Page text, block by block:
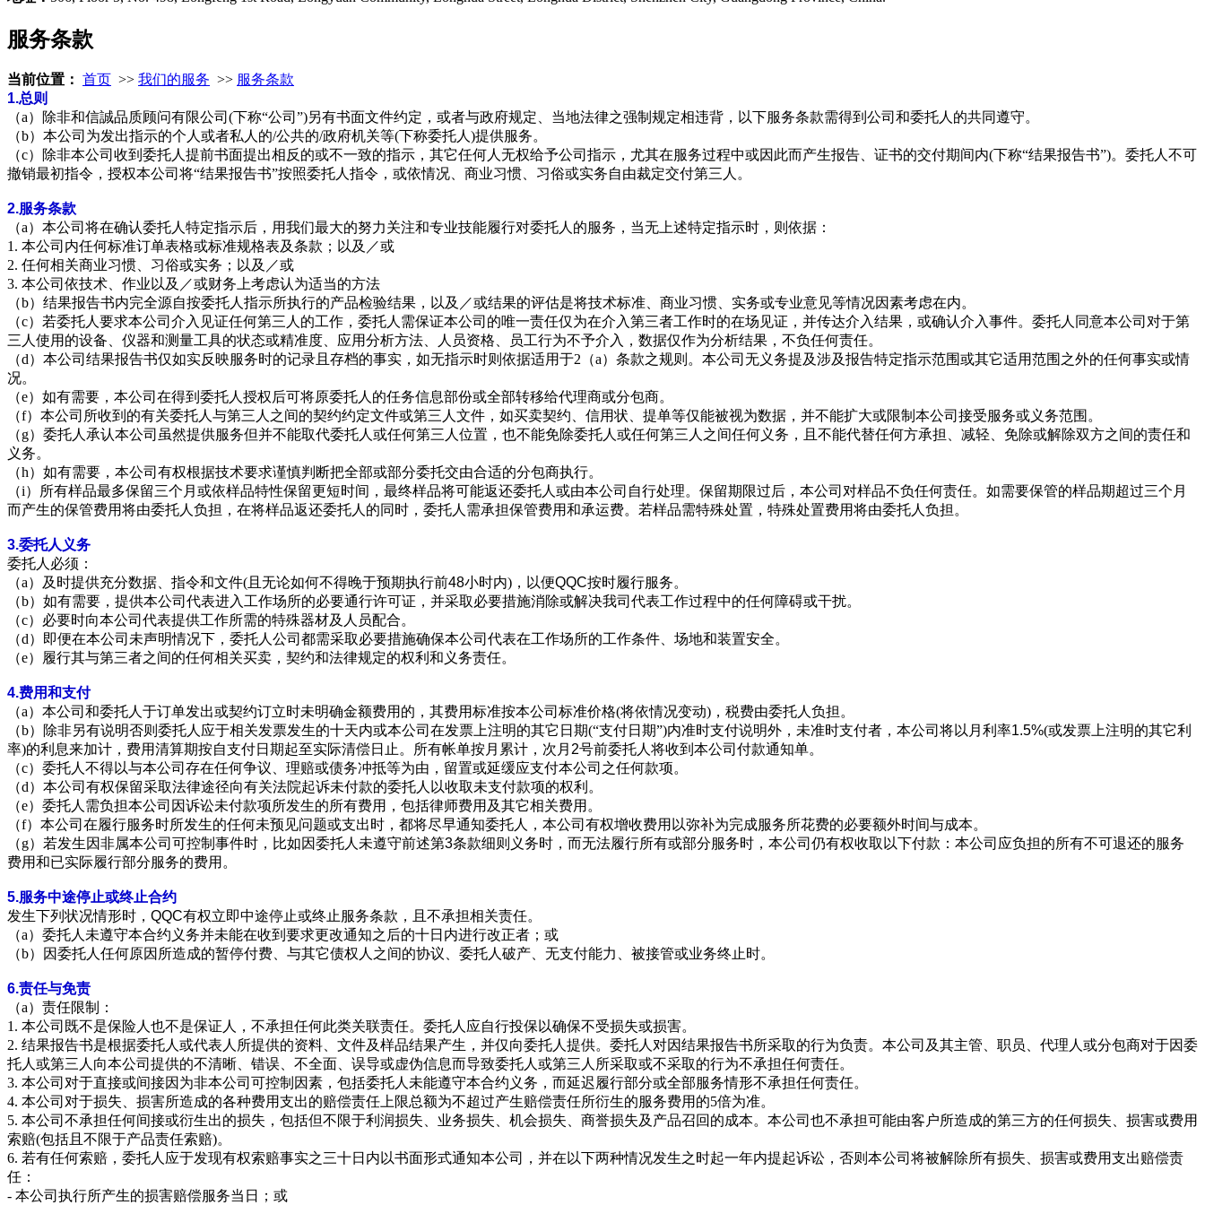
服务条款
当前位置： 首页 >> 我们的服务 >> 服务条款
1.总则
（a）除非和信誠品质顾问有限公司(下称“公司”)另有书面文件约定，或者与政府规定、当地法律之强制规定相违背，以下服务条款需得到公司和委托人的共同遵守。
（b）本公司为发出指示的个人或者私人的/公共的/政府机关等(下称委托人)提供服务。
（c）除非本公司收到委托人提前书面提出相反的或不一致的指示，其它任何人无权给予公司指示，尤其在服务过程中或因此而产生报告、证书的交付期间内(下称“结果报告书”)。委托人不可
撤销最初指令，授权本公司将“结果报告书”按照委托人指令，或依情况、商业习惯、习俗或实务自由裁定交付第三人。
2.服务条款
（a） 本公司将在确认委托人特定指示后，用我们最大的努力关注和专业技能履行对委托人的服务，当无上述特定指示时，则依据：
1. 本公司内任何标准订单表格或标准规格表及条款；以及／或
2. 任何相关商业习惯、习俗或实务；以及／或
3. 本公司依技术、作业以及／或财务上考虑认为适当的方法
（b）结果报告书内完全源自按委托人指示所执行的产品检验结果，以及／或结果的评估是将技术标准、商业习惯、实务或专业意见等情况因素考虑在内。
（c）若委托人要求本公司介入见证任何第三人的工作，委托人需保证本公司的唯一责任仅为在介入第三者工作时的在场见证，并传达介入结果，或确认介入事件。委托人同意本公司对于第
三人使用的设备、仪器和测量工具的状态或精准度、应用分析方法、人员资格、员工行为不予介入，数据仅作为分析结果，不负任何责任。
（d）本公司结果报告书仅如实反映服务时的记录且存档的事实，如无指示时则依据适用于2（a）条款之规则。本公司无义务提及涉及报告特定指示范围或其它适用范围之外的任何事实或情
况。
（e）如有需要，本公司在得到委托人授权后可将原委托人的任务信息部份或全部转移给代理商或分包商。
（f）本公司所收到的有关委托人与第三人之间的契约约定文件或第三人文件，如买卖契约、信用状、提单等仅能被视为数据，并不能扩大或限制本公司接受服务或义务范围 。
（g）委托人承认本公司虽然提供服务但并不能取代委托人或任何第三人位置，也不能免除委托人或任何第三人之间任何义务，且不能代替任何方承担、减轻、免除或解除双方之间的责任和
义务。
（h）如有需要，本公司有权根据技术要求谨慎判断把全部或部分委托交由合适的分包商执行。
（i）所有样品最多保留三个月或依样品特性保留更短时间，最终样品将可能返还委托人或由本公司自行处理。保留期限过后，本公司对样品不负任何责任。如需要保管的样品期超过三个月
而产生的保管费用将由委托人负担，在将样品返还委托人的同时，委托人需承担保管费用和承运费。若样品需特殊处置，特殊处置费用将由委托人负担。
3.委托人义务
委托人必须：
（a）及时提供充分数据、指令和文件(且无论如何不得晚于预期执行前48小时内)，以便QQC按时履行服务。
（b）如有需要，提供本公司代表进入工作场所的必要通行许可证，并采取必要措施消除或解决我司代表工作过程中的任何障碍或干扰。
（c）必要时向本公司代表提供工作所需的特殊器材及人员配合。
（d）即便在本公司未声明情况下，委托人公司都需采取必要措施确保本公司代表在工作场所的工作条件、场地和装置安全。
（e）履行其与第三者之间的任何相关买卖，契约和法律规定的权利和义务责任。
4.费用和支付
（a）本公司和委托人于订单发出或契约订立时未明确金额费用的，其费用标准按本公司标准价格(将依情况变动)，税费由委托人负担。
（b）除非另有说明否则委托人应于相关发票发生的十天内或本公司在发票上注明的其它日期(“支付日期”)内准时支付说明外，未准时支付者，本公司将以月利率1.5%(或发票上注明的其它利
率)的利息来加计，费用清算期按自支付日期起至实际清偿日止。所有帐单按月累计，次月 2号前委托人将收到本公司付款通知单。
（c）委托人不得以与本公司存在任何争议、理赔或债务冲抵等为由，留置或延缓应支付本公司之任何款项。
（d）本公司有权保留采取法律途径向有关法院起诉未付款的委托人以收取未支付款项的权利 。
（e）委托人需负担本公司因诉讼未付款项所发生的所有费用，包括律师费用及其它相关费用 。
（f）本公司在履行服务时所发生的任何未预见问题或支出时，都将尽早通知委托人，本公司有权增收费用以弥补为完成服务所花费的必要额外时间与成本。
（g）若发生因非属本公司可控制事件时，比如因委托人未遵守前述第3条款细则义务时，而无法履行所有或部分服务时，本公司仍有权收取以下付款：本公司应负担的所有不可退还的服务
费用和已实际履行部分服务的费用。
5.服务中途停止或终止合约
发生下列状况情形时， QQC有权立即中途停止或终止服务条款，且不承担相关责任。
（a）委托人未遵守本合约义务并未能在收到要求更改通知之后的十日内进行改正者；或
（b）因委托人任何原因所造成的暂停付费、与其它债权人之间的协议、委托人破产、无支付能力、被接管或业务终止时。
6.责任与免责
（a）责任限制
：
1. 本公司既不是保险人也不是保证人，不承担任何此类关联责任。委托人应自行投保以确保不受损失或损害。
2. 结果报告书是根据委托人或代表人所提供的资料、文件及样品结果产生，并仅向委托人提供。委托人对因结果报告书所采取的行为负责。本公司及其主管、职员、代理人或分包商对于因委
托人或第三人向本公司提供的不清晰、错误、不全面、误导或虚伪信息而导致委托人或第三人所采取或不采取的行为不承担任何责任。
3. 本公司对于直接或间接因为非本公司可控制因素，包括委托人未能遵守本合约义务，而延迟履行部分或全部服务情形不承担任何责任。
4. 本公司对于损失、损害所造成的各种费用支出的赔偿责任上限总额为不超过产生赔偿责任所衍生的服务费用的5倍为准。
5. 本公司不承担任何间接或衍生出的损失，包括但不限于利润损失、业务损失、机会损失、商誉损失及产品召回的成本。本公司也不承担可能由客户所造成的第三方的任何损失、损害或费用
索赔(包括且不限于产品责任索赔)。
6. 若有任何索赔，委托人应于发现有权索赔事实之三十日内以书面形式通知本公司，并在以下两种情况发生之时起一年内提起诉讼，否则本公司将被解除所有损失、损害或费用支出赔偿责
任：
- 本公司执行所产生的损害赔偿服务当日；或